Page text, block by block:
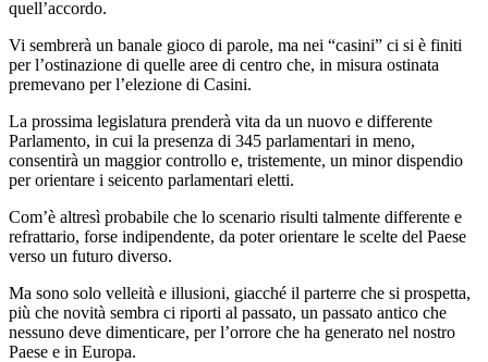
quell’accordo.
Vi sembrerà un banale gioco di parole, ma nei “casini” ci si è finiti
per l’ostinazione di quelle aree di centro che, in misura ostinata
premevano per l’elezione di Casini.
La prossima legislatura prenderà vita da un nuovo e differente
Parlamento, in cui la presenza di 345 parlamentari in meno,
consentirà un maggior controllo e, tristemente, un minor dispendio
per orientare i seicento parlamentari eletti.
Com’è altresì probabile che lo scenario risulti talmente differente e
refrattario, forse indipendente, da poter orientare le scelte del Paese
verso un futuro diverso.
Ma sono solo velleità e illusioni, giacché il parterre che si prospetta,
più che novità sembra ci riporti al passato, un passato antico che
nessuno deve dimenticare, per l’orrore che ha generato nel nostro
Paese e in Europa.